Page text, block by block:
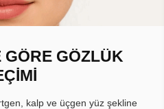
GÖRE GÖZLÜK
kalp ve üçgen yüz şekline